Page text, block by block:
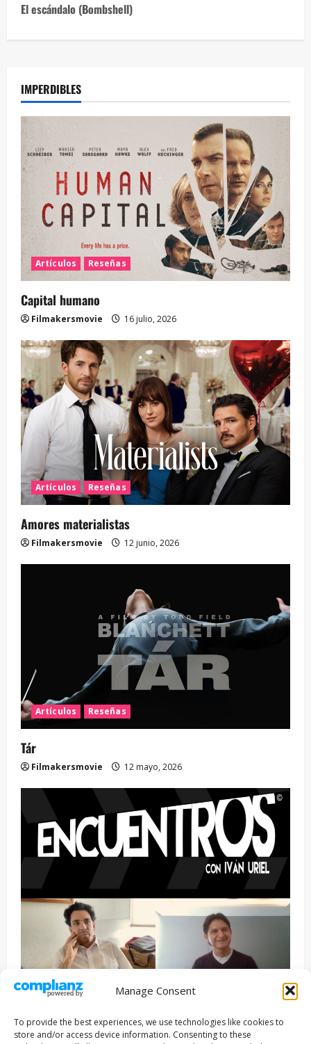
Manage Consent
To provide the best experiences, we use technologies like cookies to
store and/or access device information. Consenting to these
El escándalo (Bombshell)
IMPERDIBLES
Artículos Reseñas
Capital humano
Filmakersmovie 16 julio, 2026
Artículos Reseñas
Amores materialistas
Filmakersmovie 12 junio, 2026
Artículos Reseñas
Tár
Filmakersmovie 12 mayo, 2026
Entrevista Series
ENCUENTROS CON IVÁN URIEL T3E22: JUAN PATRICIO